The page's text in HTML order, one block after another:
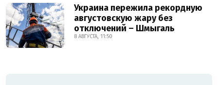
Украина пережила рекордную
августовскую жару без
отключений – Шмыгаль
8 АВГУСТА, 11:50